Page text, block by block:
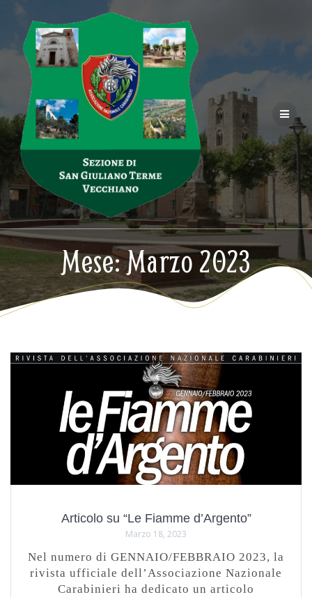
al
contenuto
Mese:Marzo 2023
Articolo su “Le Fiamme d’Argento”
Marzo 18, 2023
Nel numero di GENNAIO/FEBBRAIO 2023, la
rivista ufficiale dell’Associazione Nazionale
Carabinieri ha dedicato un articolo